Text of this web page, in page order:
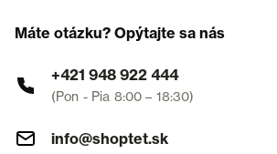
Máte otázku? Opýtajte sa nás
+421 948 922 444
(Pon - Pia 8:00 – 18:30)
info@shoptet.sk